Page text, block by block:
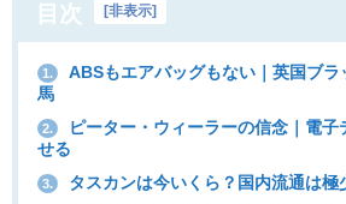
目次 [非表示]
1.
ABSもエアバッグもない｜英国ブラ
馬
2.
ピーター・ウィーラーの信念｜電子
せる
3. タスカンは今いくら？国内流通は極